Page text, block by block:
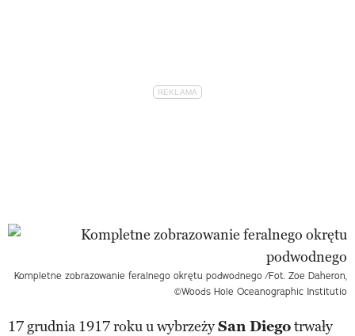
Kompletne zobrazowanie feralnego okrętu podwodnego /Fot. Zoe Daheron,
©Woods Hole Oceanographic Institutio
17 grudnia 1917 roku u wybrzeżySan Diegotrwały